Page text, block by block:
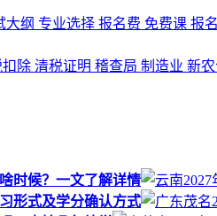
大纲 专业选择 报名费 免费课 报
除 清税证明 稽查局 制造业 新
时候？一文了解详情
形式及学分确认方式